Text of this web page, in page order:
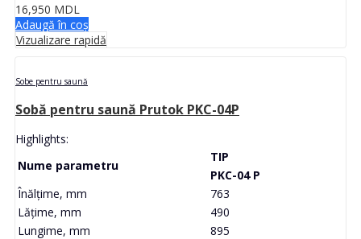
16,950 MDL
Adaugă în coș
Vizualizare rapidă
Sobe pentru saună
Sobă pentru saună Prutok PKC-04P
Highlights:
Nume parametru
TIP
PKC-04 P
Înălțime, mm
763
Lățime, mm
490
Lungime, mm
895